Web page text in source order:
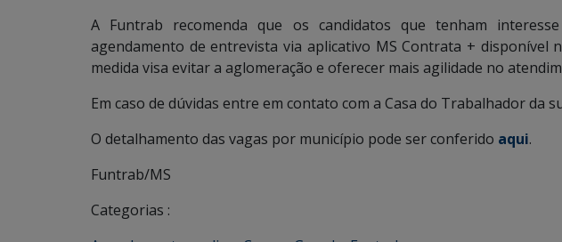
A Funtrab recomenda que os candidatos que tenham
agendamento de entrevista via aplicativo MS Contrata + disponível
medida visa evitar a aglomeração e oferecer mais agilidade no
Em caso de dúvidas entre em contato com a Casa do Trabalhador da
O detalhamento das vagas por município pode ser conferido aqui.
Funtrab/MS
Categorias :